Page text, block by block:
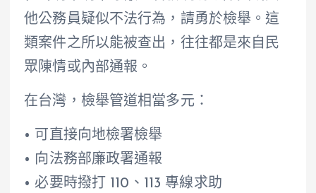
他公務員疑似不法行為，請勇於檢舉。這
類案件之所以能被查出，往往都是來自民
眾陳情或內部通報。
在台灣，檢舉管道相當多元：
• 可直接向地檢署檢舉
• 向法務部廉政署通報
• 必要時撥打 110、113 專線求助